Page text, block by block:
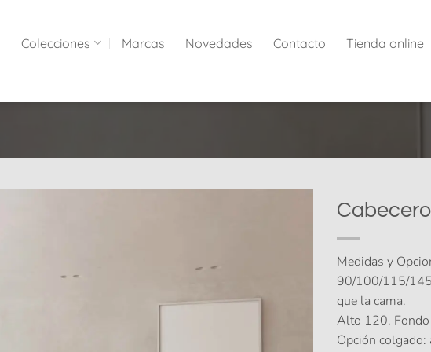
Colecciones Marcas Novedades Contacto Tienda online
Medidas y
90/100/115/
que la cama.
Alto 120.
Opción